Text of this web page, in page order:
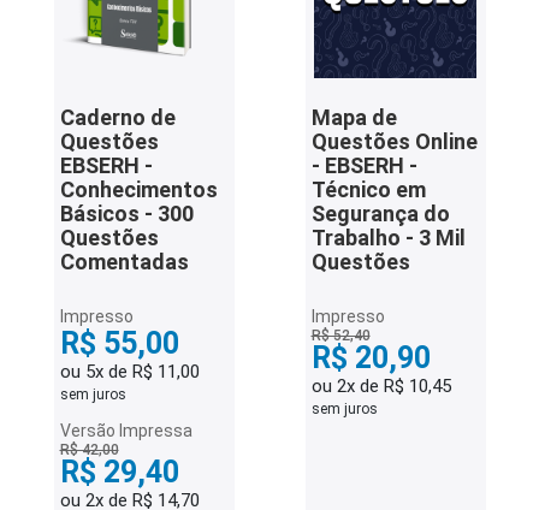
Caderno de
Questões
EBSERH -
Conhecimentos
Básicos - 300
Questões
Comentadas
Impresso
R$ 55,00
ou 5x de R$ 11,00
sem juros
Versão Impressa
R$ 42,00
R$ 29,40
ou 2x de R$ 14,70
Mapa de
Questões Online
- EBSERH -
Técnico em
Segurança do
Trabalho - 3 Mil
Questões
Impresso
R$ 52,40
R$ 20,90
ou 2x de R$ 10,45
sem juros